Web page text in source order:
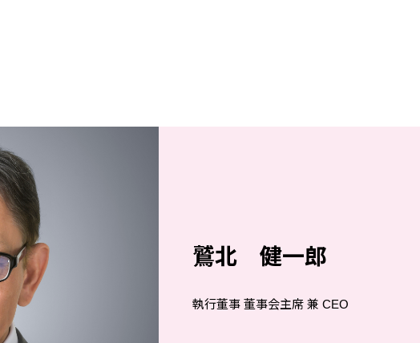
鷲北 健一郎
執⾏董事 董事会主席 兼 CEO